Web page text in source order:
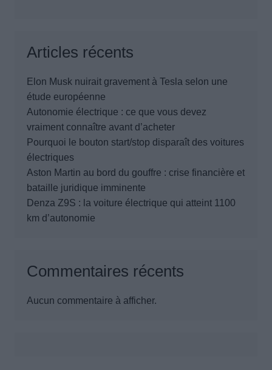
Articles récents
Elon Musk nuirait gravement à Tesla selon une
étude européenne
Autonomie électrique : ce que vous devez
vraiment connaître avant d’acheter
Pourquoi le bouton start/stop disparaît des voitures
électriques
Aston Martin au bord du gouffre : crise financière et
bataille juridique imminente
Denza Z9S : la voiture électrique qui atteint 1100
km d’autonomie
Commentaires récents
Aucun commentaire à afficher.